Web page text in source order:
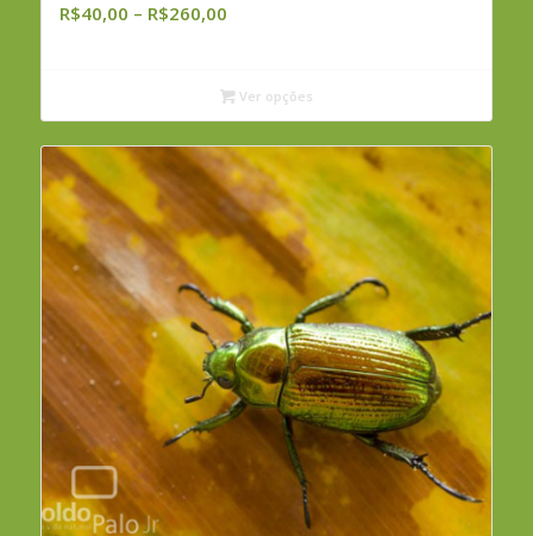
R$40,00 – R$260,00Faixa
R$40,00
através
R$260,00
Ver opções